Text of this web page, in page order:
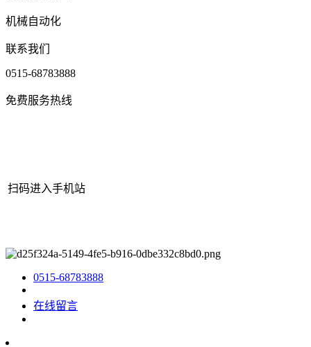
机械自动化
联系我们
0515-68783888
免费服务热线
扫码进入手机站
0515-68783888
在线留言